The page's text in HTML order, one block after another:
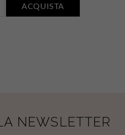
ACQUISTA
NEWSLETTER